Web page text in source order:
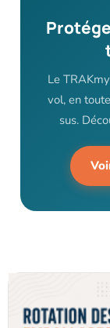
Le
vol, en
sus.